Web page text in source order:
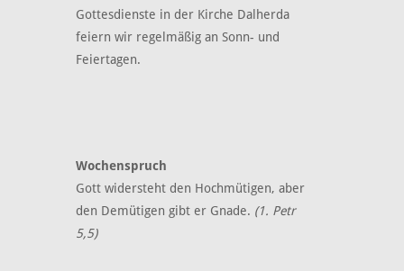
Gottesdienste in der Kirche Dalherda
feiern wir regelmäßig an Sonn- und
Feiertagen.
Wochenspruch
Gott widersteht den Hochmütigen, aber
den Demütigen gibt er Gnade. (1. Petr
5,5)